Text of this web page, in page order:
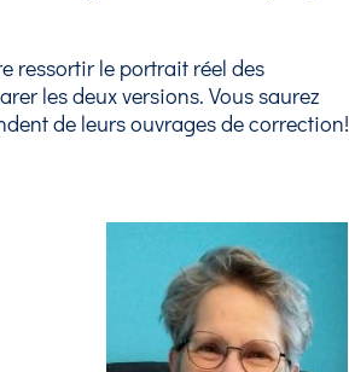
ressortir le portrait réel des
les deux versions. Vous saurez
de leurs ouvrages de correction!